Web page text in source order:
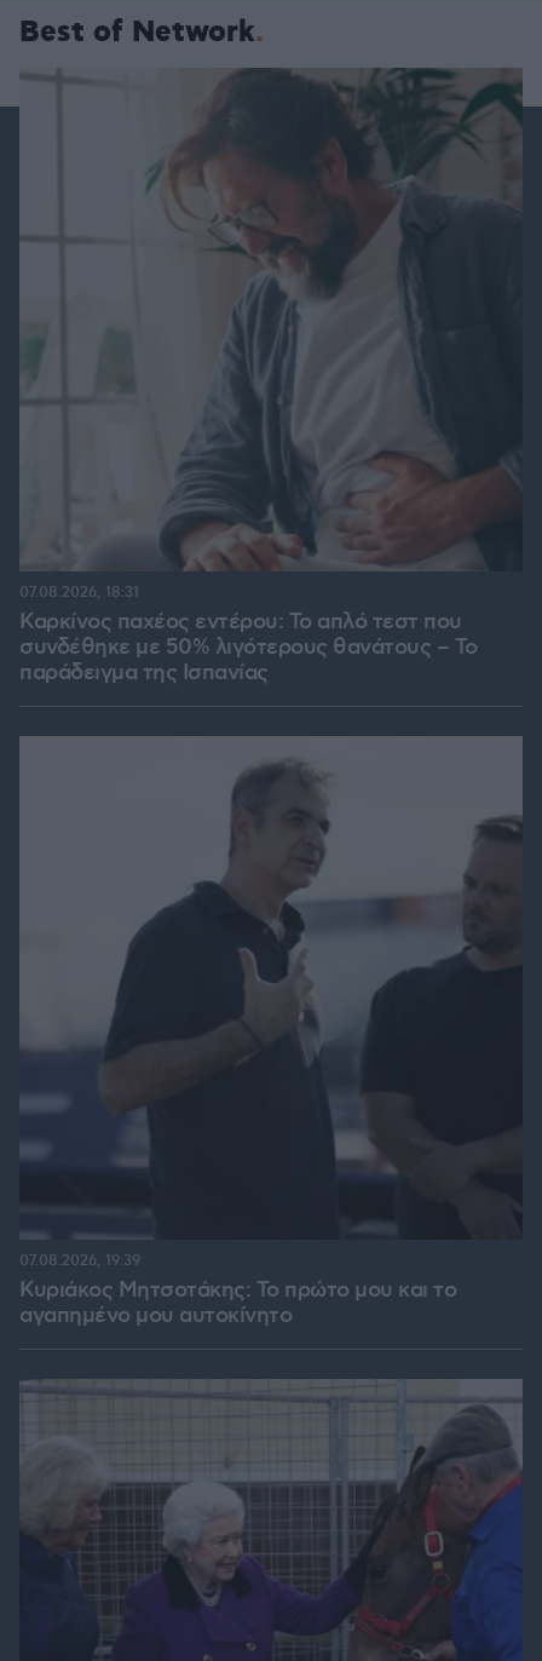
Best of Network
Καρκίνος παχέος εντέρου: Το απλό τεστ που
συνδέθηκε με 50% λιγότερους θανάτους – Το
παράδειγμα της Ισπανίας
07.08.2026, 18:31
Κυριάκος Μητσοτάκης: Το πρώτο μου και το
αγαπημένο μου αυτοκίνητο
07.08.2026, 19:39